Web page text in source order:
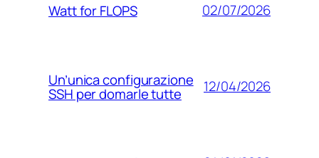
Watt for FLOPS 02/07/2026
Un’unica configurazione
SSH per domarle tutte 12/04/2026